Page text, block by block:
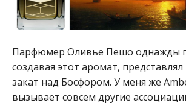
Парфюмер Оливье Пешо однажды
создавая этот аромат,
закат над Босфором. У меня же
вызывает совсем другие